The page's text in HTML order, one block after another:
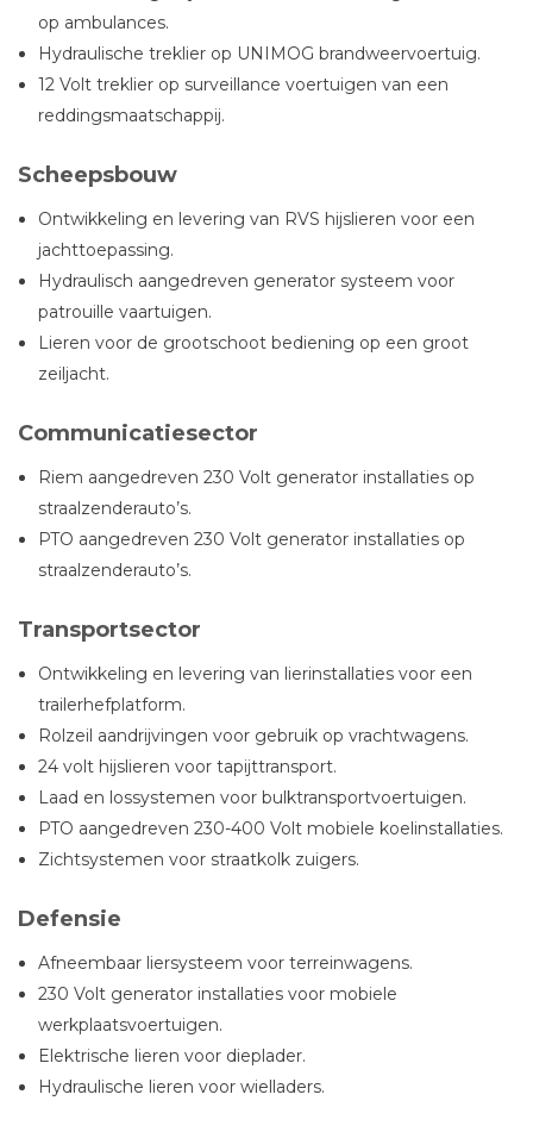
op ambulances.
Hydraulische treklier op UNIMOG brandweervoertuig.
12 Volt treklier op surveillance voertuigen van een
reddingsmaatschappij.
Scheepsbouw
Ontwikkeling en levering van RVS hijslieren voor een
jachttoepassing.
Hydraulisch aangedreven generator systeem voor
patrouille vaartuigen.
Lieren voor de grootschoot bediening op een groot
zeiljacht.
Communicatiesector
Riem aangedreven 230 Volt generator installaties op
straalzenderauto’s.
PTO aangedreven 230 Volt generator installaties op
straalzenderauto’s.
Transportsector
Ontwikkeling en levering van lierinstallaties voor een
trailerhefplatform.
Rolzeil aandrijvingen voor gebruik op vrachtwagens.
24 volt hijslieren voor tapijttransport.
Laad en lossystemen voor bulktransportvoertuigen.
PTO aangedreven 230-400 Volt mobiele koelinstallaties.
Zichtsystemen voor straatkolk zuigers.
Defensie
Afneembaar liersysteem voor terreinwagens.
230 Volt generator installaties voor mobiele
werkplaatsvoertuigen.
Elektrische lieren voor dieplader.
Hydraulische lieren voor wielladers.